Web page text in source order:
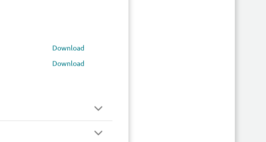
Download
Download